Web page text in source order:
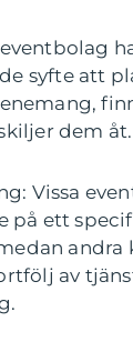
syfte att
dem åt.
Vissa
på ett
andra
av